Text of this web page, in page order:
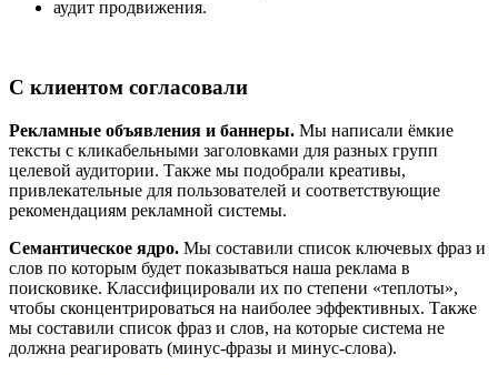
аудит продвижения.
С клиентом согласовали
Рекламные объявления и баннеры. Мы написали ёмкие
тексты с кликабельными заголовками для разных групп
целевой аудитории. Также мы подобрали креативы,
привлекательные для пользователей и соответствующие
рекомендациям рекламной системы.
Семантическое ядро. Мы составили список ключевых фраз и
слов по которым будет показываться наша реклама в
поисковике. Классифицировали их по степени «теплоты»,
чтобы сконцентрироваться на наиболее эффективных. Также
мы составили список фраз и слов, на которые система не
должна реагировать (минус-фразы и минус-слова).